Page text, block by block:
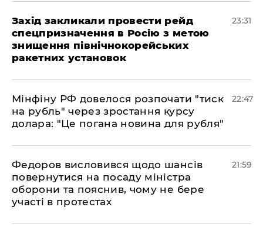
​Захід закликали провести рейд
спецпризначення в Росію з метою
знищення північнокорейських
ракетних установок
23:31
​Мінфіну РФ довелося розпочати "тиск
на рубль" через зростання курсу
долара: "Це погана новина для рубля"
22:47
​Федоров висловився щодо шансів
повернутися на посаду міністра
оборони та пояснив, чому не бере
участі в протестах
21:59